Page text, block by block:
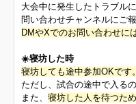
大会中に発生したトラブル
問い合わせチャンネルにご
DMやXでのお問い合わせに
☀️寝坊した時
寝坊しても途中参加OKです。
ただし、試合の途中で入るの
また、 寝坊した人を待つた